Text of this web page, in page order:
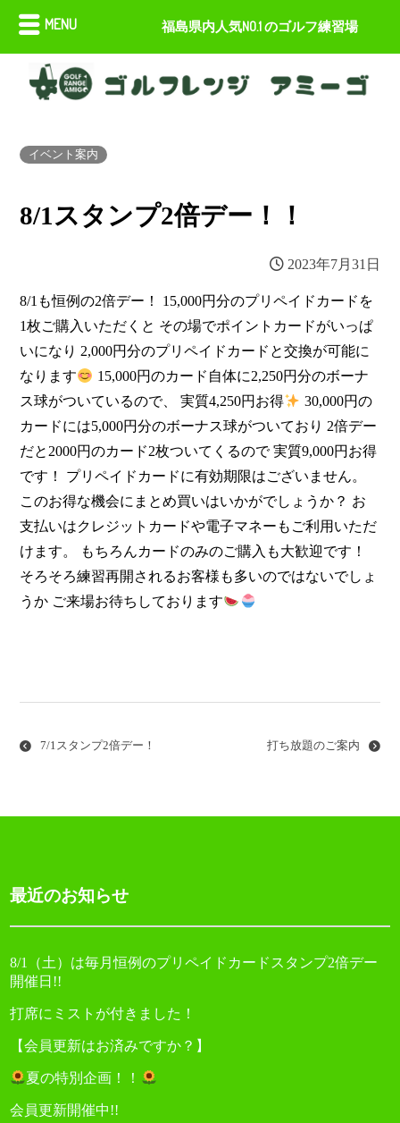
イベント案内
8/1スタンプ2倍デー！！
2023年7月31日
8/1も恒例の2倍デー！ 15,000円分のプリペイドカードを
1枚ご購入いただくと その場でポイントカードがいっぱ
いになり 2,000円分のプリペイドカードと交換が可能に
なります
15,000円のカード自体に2,250円分のボーナ
ス球がついているので、 実質4,250円お得
30,000円の
カードには5,000円分のボーナス球がついており 2倍デー
だと2000円のカード2枚ついてくるので 実質9,000円お得
です！ プリペイドカードに有効期限はございません。
このお得な機会にまとめ買いはいかがでしょうか？ お
支払いはクレジットカードや電子マネーもご利用いただ
けます。 もちろんカードのみのご購入も大歓迎です！
そろそろ練習再開されるお客様も多いのではないでしょ
うか ご来場お待ちしております
稿
ナ
ョ
ン
7/1スタンプ2倍デー！ 打ち放題のご案内
最近のお知らせ
8/1（土）は毎月恒例のプリペイドカードスタンプ2倍デー
開催日!!
打席にミストが付きました！
【会員更新はお済みですか？】
夏の特別企画！！
会員更新開催中!!
MENU 福島県内人気NO.1 のゴルフ練習場